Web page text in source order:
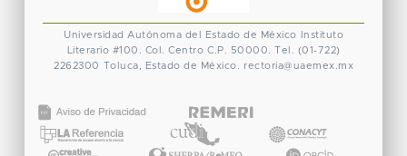
Universidad Autónoma del Estado de México
Instituto
Literario #100. Col. Centro C.P. 50000. Tel. (01-722)
2262300 Toluca, Estado de México. rectoria@uaemex.mx